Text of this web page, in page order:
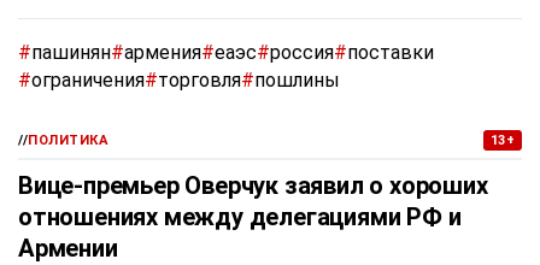
#пашинян#армения#еаэс#россия#поставки
#ограничения#торговля#пошлины
//ПОЛИТИКА 13+
Вице-премьер Оверчук заявил о хороших
отношениях между делегациями РФ и
Армении